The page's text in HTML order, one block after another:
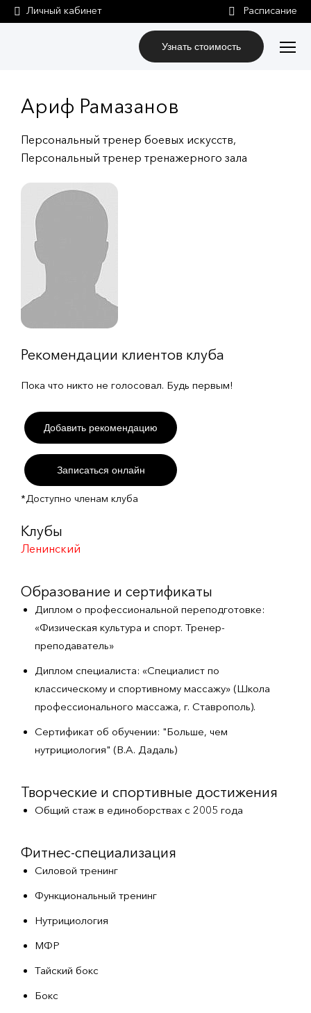
Личный кабинет
Узнать стоимость
Ариф Рамазанов
Персональный тренер боевых искусств,
Персональный тренер тренажерного зала
Рекомендации клиентов клуба
Пока что никто не голосовал. Будь первым!
Добавить рекомендацию
Записаться онлайн
*Доступно членам клуба
Клубы
Ленинский
Образование и сертификаты
Диплом о профессиональной переподготовке:
«Физическая культура и спорт. Тренер-
преподаватель»
Диплом специалиста: «Специалист по
классическому и спортивному массажу» (Школа
профессионального массажа, г. Ставрополь).
Сертификат об обучении: "Больше, чем
нутрициология" (В.А. Дадаль)
Творческие и спортивные достижения
Общий стаж в единоборствах с 2005 года
Фитнес-специализация
Силовой тренинг
Функциональный тренинг
Нутрициология
МФР
Тайский бокс
Бокс